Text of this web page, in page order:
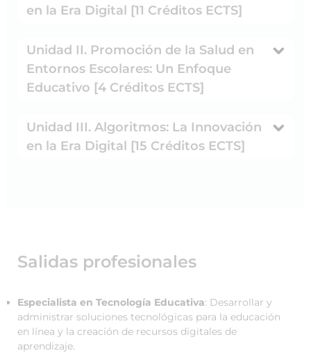
en la Era Digital [11 Créditos ECTS]
Unidad II. Promoción de la Salud en
Entornos Escolares: Un Enfoque
Educativo [4 Créditos ECTS]
Unidad III. Algoritmos: La Innovación
en la Era Digital [15 Créditos ECTS]
Salidas profesionales
Especialista en Tecnología Educativa: Desarrollar y
administrar soluciones tecnológicas para la educación
en línea y la creación de recursos digitales de
aprendizaje.